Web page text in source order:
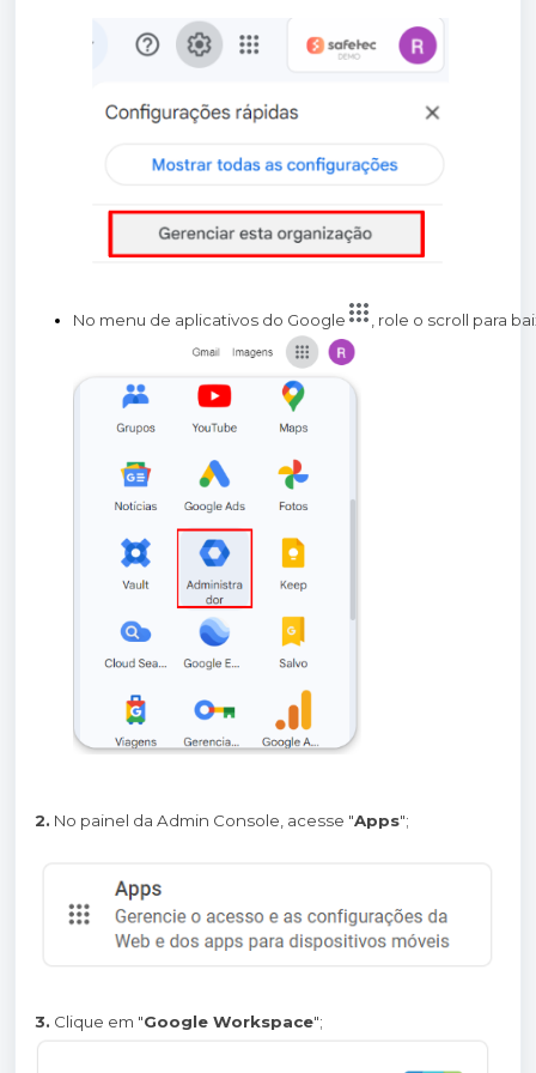
No menu de aplicativos do Google , role o scroll para
2. No painel da Admin Console, acesse "Apps";
3. Clique em "Google Workspace";